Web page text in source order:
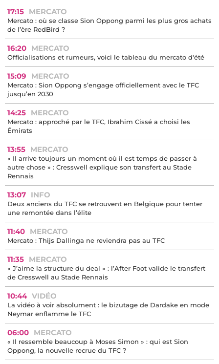
17:15 MERCATO
Mercato : où se classe Sion Oppong parmi les plus gros achats
de l’ère RedBird ?
16:20 MERCATO
Officialisations et rumeurs, voici le tableau du mercato d'été
15:09 MERCATO
Mercato : Sion Oppong s’engage officiellement avec le TFC
jusqu’en 2030
14:25 MERCATO
Mercato : approché par le TFC, Ibrahim Cissé a choisi les
Émirats
13:55 MERCATO
« Il arrive toujours un moment où il est temps de passer à
autre chose » : Cresswell explique son transfert au Stade
Rennais
13:07 INFO
Deux anciens du TFC se retrouvent en Belgique pour tenter
une remontée dans l’élite
11:40 MERCATO
Mercato : Thijs Dallinga ne reviendra pas au TFC
11:35 MERCATO
« J’aime la structure du deal » : l’After Foot valide le transfert
de Cresswell au Stade Rennais
10:44 VIDÉO
La vidéo à voir absolument : le bizutage de Dardake en mode
Neymar enflamme le TFC
06:00 MERCATO
« Il ressemble beaucoup à Moses Simon » : qui est Sion
Oppong, la nouvelle recrue du TFC ?